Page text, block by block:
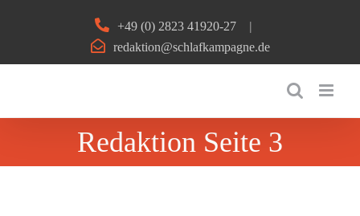
+49 (0) 2823 41920-27
|
redaktion@schlafkampagne.de
Redaktion Seite 3